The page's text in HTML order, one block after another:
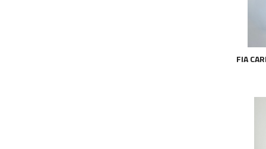
FIA